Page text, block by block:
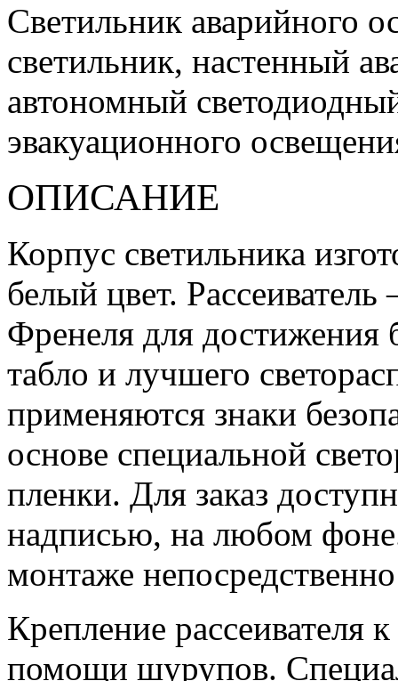
Светильник аварийного
светильник, настенный
автономный
эвакуационного
ОПИСАНИЕ
Корпус светильника
белый цвет.
Френеля для достижения
табло и лучшего
применяются знаки
основе специальной
пленки. Для заказ
надписью, на любом
монтаже
Крепление рассеивателя
помощи шурупов.